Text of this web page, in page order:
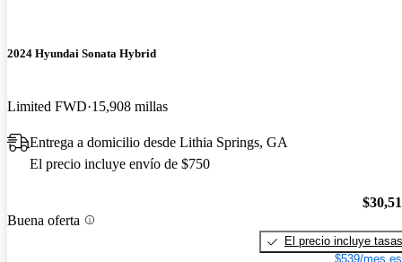
2024 Hyundai Sonata Hybrid
Limited FWD 15,908 millas
Entrega a domicilio desde Lithia Springs, GA
El precio incluye envío de $750
Buena oferta
El precio incluye tasas
$539/mes